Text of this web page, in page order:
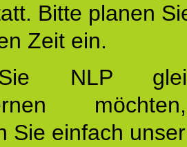
Bitte planen
Zeit ein.
NLP
Sie einfach unser